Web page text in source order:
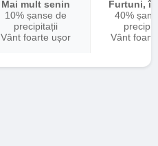
Mai mult senin
10% șanse de
precipitații
Vânt foarte ușor
Furtuni,
40%
Vânt